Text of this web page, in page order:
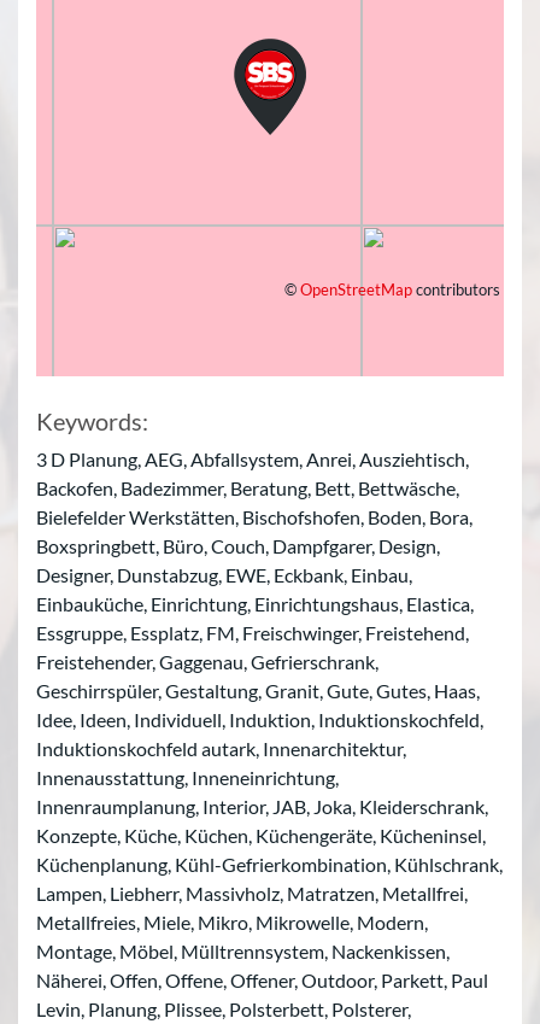
©OpenStreetMapcontributors
Keywords:
3 D Planung, AEG, Abfallsystem, Anrei, Ausziehtisch,
Backofen, Badezimmer, Beratung, Bett, Bettwäsche,
Bielefelder Werkstätten, Bischofshofen, Boden, Bora,
Boxspringbett, Büro, Couch, Dampfgarer, Design,
Designer, Dunstabzug, EWE, Eckbank, Einbau,
Einbauküche, Einrichtung, Einrichtungshaus, Elastica,
Essgruppe, Essplatz, FM, Freischwinger, Freistehend,
Freistehender, Gaggenau, Gefrierschrank,
Geschirrspüler, Gestaltung, Granit, Gute, Gutes, Haas,
Idee, Ideen, Individuell, Induktion, Induktionskochfeld,
Induktionskochfeld autark, Innenarchitektur,
Innenausstattung, Inneneinrichtung,
Innenraumplanung, Interior, JAB, Joka, Kleiderschrank,
Konzepte, Küche, Küchen, Küchengeräte, Kücheninsel,
Küchenplanung, Kühl-Gefrierkombination, Kühlschrank,
Lampen, Liebherr, Massivholz, Matratzen, Metallfrei,
Metallfreies, Miele, Mikro, Mikrowelle, Modern,
Montage, Möbel, Mülltrennsystem, Nackenkissen,
Näherei, Offen, Offene, Offener, Outdoor, Parkett, Paul
Levin, Planung, Plissee, Polsterbett, Polsterer,